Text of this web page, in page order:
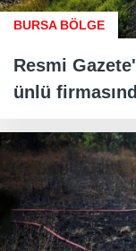
BURSA BÖLGE
Resmi
ünlü